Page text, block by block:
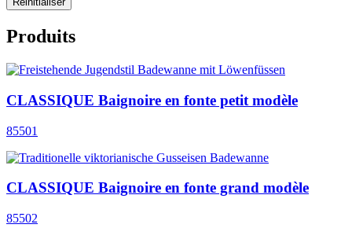
Produits
CLASSIQUE Baignoire en fonte petit modèle
85501
CLASSIQUE Baignoire en fonte grand modèle
85502